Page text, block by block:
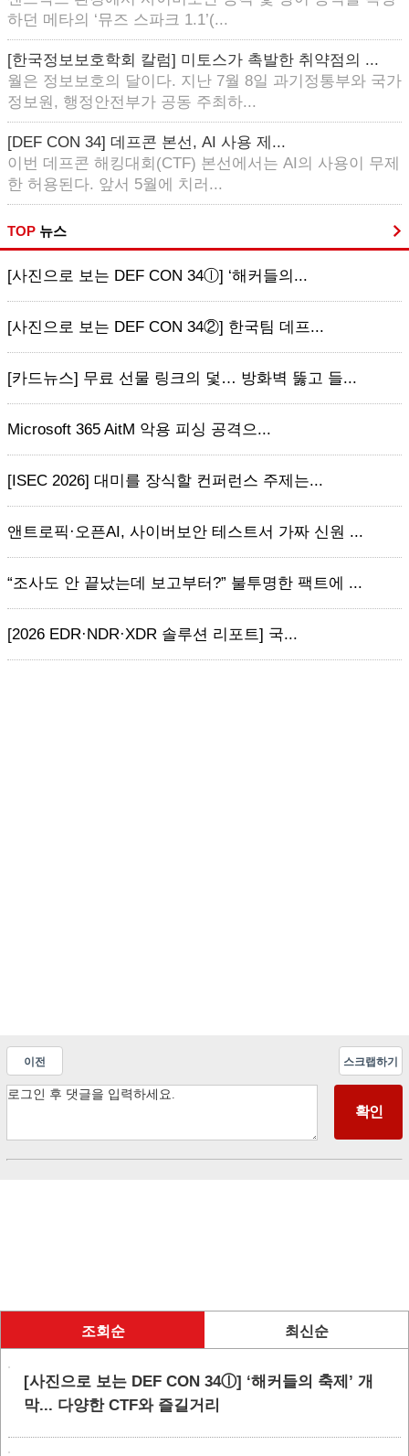
하던 메타의 ‘뮤즈 스파크 1.1’(...
[한국정보보호학회 칼럼] 미토스가 촉발한 취약점의 ...
월은 정보보호의 달이다. 지난 7월 8일 과기정통부와 국가
정보원, 행정안전부가 공동 주최하...
[DEF CON 34] 데프콘 본선, AI 사용 제...
이번 데프콘 해킹대회(CTF) 본선에서는 AI의 사용이 무제
한 허용된다. 앞서 5월에 치러...
TOP 뉴스
[사진으로 보는 DEF CON 34ⓛ] ‘해커들의...
[사진으로 보는 DEF CON 34②] 한국팀 데프...
[카드뉴스] 무료 선물 링크의 덫… 방화벽 뚫고 들...
Microsoft 365 AitM 악용 피싱 공격으...
[ISEC 2026] 대미를 장식할 컨퍼런스 주제는...
앤트로픽·오픈AI, 사이버보안 테스트서 가짜 신원 ...
“조사도 안 끝났는데 보고부터?” 불투명한 팩트에 ...
[2026 EDR·NDR·XDR 솔루션 리포트] 국...
이전 스크랩하기
조회순 최신순
[사진으로 보는 DEF CON 34ⓛ] ‘해커들의 축제’ 개
막... 다양한 CTF와 즐길거리